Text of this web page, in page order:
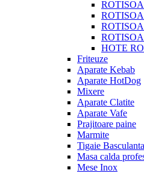
HOTE
Friteuze
Aparate Kebab
Aparate HotDog
Mixere
Aparate Clatite
Aparate Vafe
Prajitoare paine
Marmite
Tigaie Basculanta
Masa calda
Mese Inox